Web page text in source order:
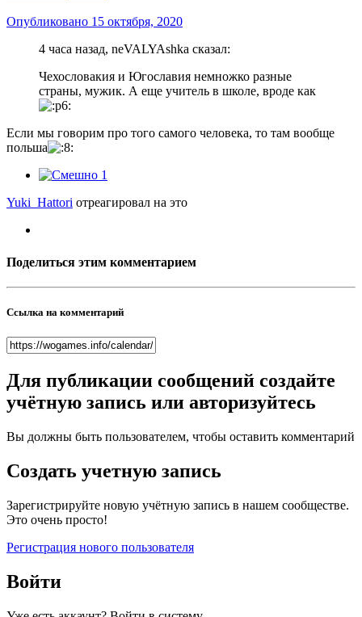
Опубликовано 15 октября, 2020
4 часа назад, neVALYAshka сказал:
Чехословакия и Югославия немножко разные
страны, мужик. А еще учитель в школе, вроде как
Если мы говорим про того самого человека, то там вообще
польша
1
Yuki_Hattori отреагировал на это
Поделиться этим комментарием
Ссылка на комментарий
Для публикации сообщений создайте
учётную запись или авторизуйтесь
Вы должны быть пользователем, чтобы оставить комментарий
Создать учетную запись
Зарегистрируйте новую учётную запись в нашем сообществе.
Это очень просто!
Регистрация нового пользователя
Войти